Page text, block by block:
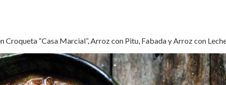
Croqueta “Casa Marcial”, Arroz con Pitu, Fabada y Arroz con